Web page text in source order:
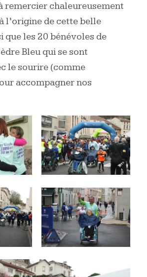
remercier chaleureusement
l’origine de cette belle
que les 20 bénévoles de
Bleu qui se sont
le sourire (comme
accompagner nos